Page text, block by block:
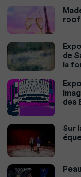
de
la
des
Sur